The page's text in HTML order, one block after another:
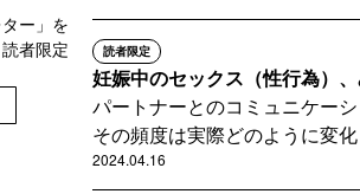
ー」を
者限定
読者限定
妊娠中のセックス（性行為）
パートナーとのコミュニケー
その頻度は実際どのように変
2024.04.16